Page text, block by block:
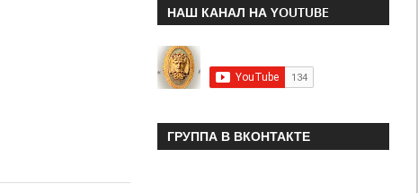
НАШ КАНАЛ НА YOUTUBE
ГРУППА В ВКОНТАКТЕ